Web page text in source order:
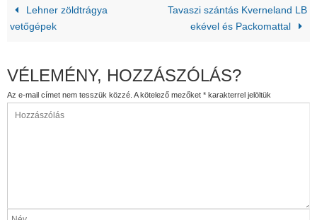
Lehner zöldtrágya
vetőgépek
Tavaszi szántás Kverneland LB
ekével és Packomattal
VÉLEMÉNY, HOZZÁSZÓLÁS?
Az e-mail címet nem tesszük közzé. A kötelező mezőket * karakterrel jelöltük